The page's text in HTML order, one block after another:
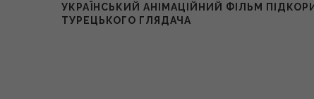
УКРАЇНСЬКИЙ АНІМАЦІЙНИЙ ФІЛЬМ
ТУРЕЦЬКОГО ГЛЯДАЧА